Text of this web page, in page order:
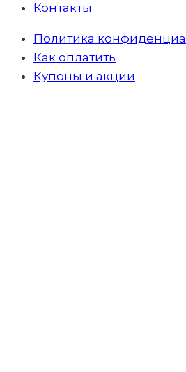
Контакты
Политика
Как оплатить
Купоны и акции